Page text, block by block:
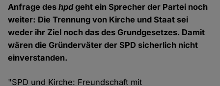
Anfrage deshpdgeht ein Sprecher der Partei noch
weiter: Die Trennung von Kirche und Staat sei
weder ihr Ziel noch das des Grundgesetzes. Damit
wären die Gründerväter der SPD sicherlich nicht
einverstanden.
"SPD und Kirche: Freundschaft mit